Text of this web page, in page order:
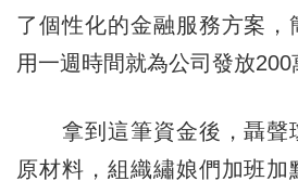
了個性化的金融服務方案，
用一週時間就為公司發放200
拿到這筆資金後，聶聲
原材料，組織繡娘們加班